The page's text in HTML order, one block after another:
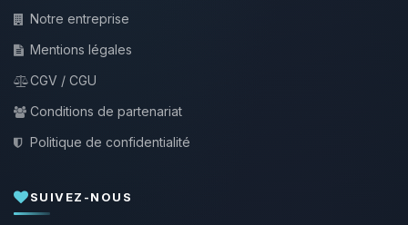
Notre entreprise
Mentions légales
CGV / CGU
Conditions de partenariat
Politique de confidentialité
SUIVEZ-NOUS